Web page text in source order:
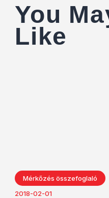
You
Like
Mérkőzés összefoglaló
2018-02-01